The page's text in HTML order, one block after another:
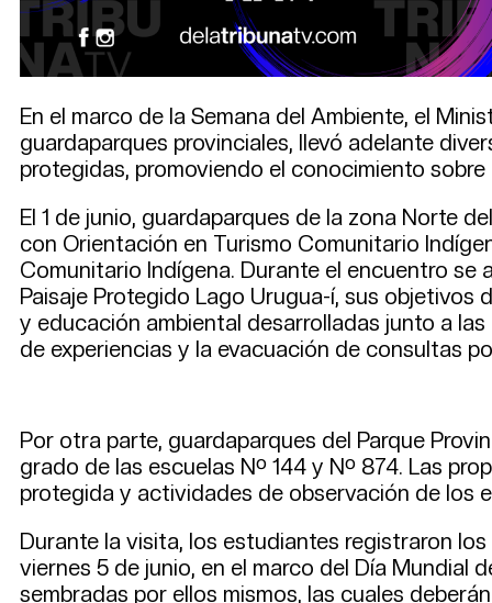
En el marco de la Semana del Ambiente, el
guardaparques provinciales, llevó adelante
protegidas, promoviendo el conocimiento
El 1 de junio, guardaparques de la zona Norte
con Orientación en Turismo Comunitario
Comunitario Indígena. Durante el encuentro se
Paisaje Protegido Lago Urugua-í, sus
y educación ambiental desarrolladas junto a
de experiencias y la evacuación de consultas
Por otra parte, guardaparques del Parque
grado de las escuelas Nº 144 y Nº 874. Las
protegida y actividades de observación de los
Durante la visita, los estudiantes registraron
viernes 5 de junio, en el marco del Día Mundial
sembradas por ellos mismos, las cuales